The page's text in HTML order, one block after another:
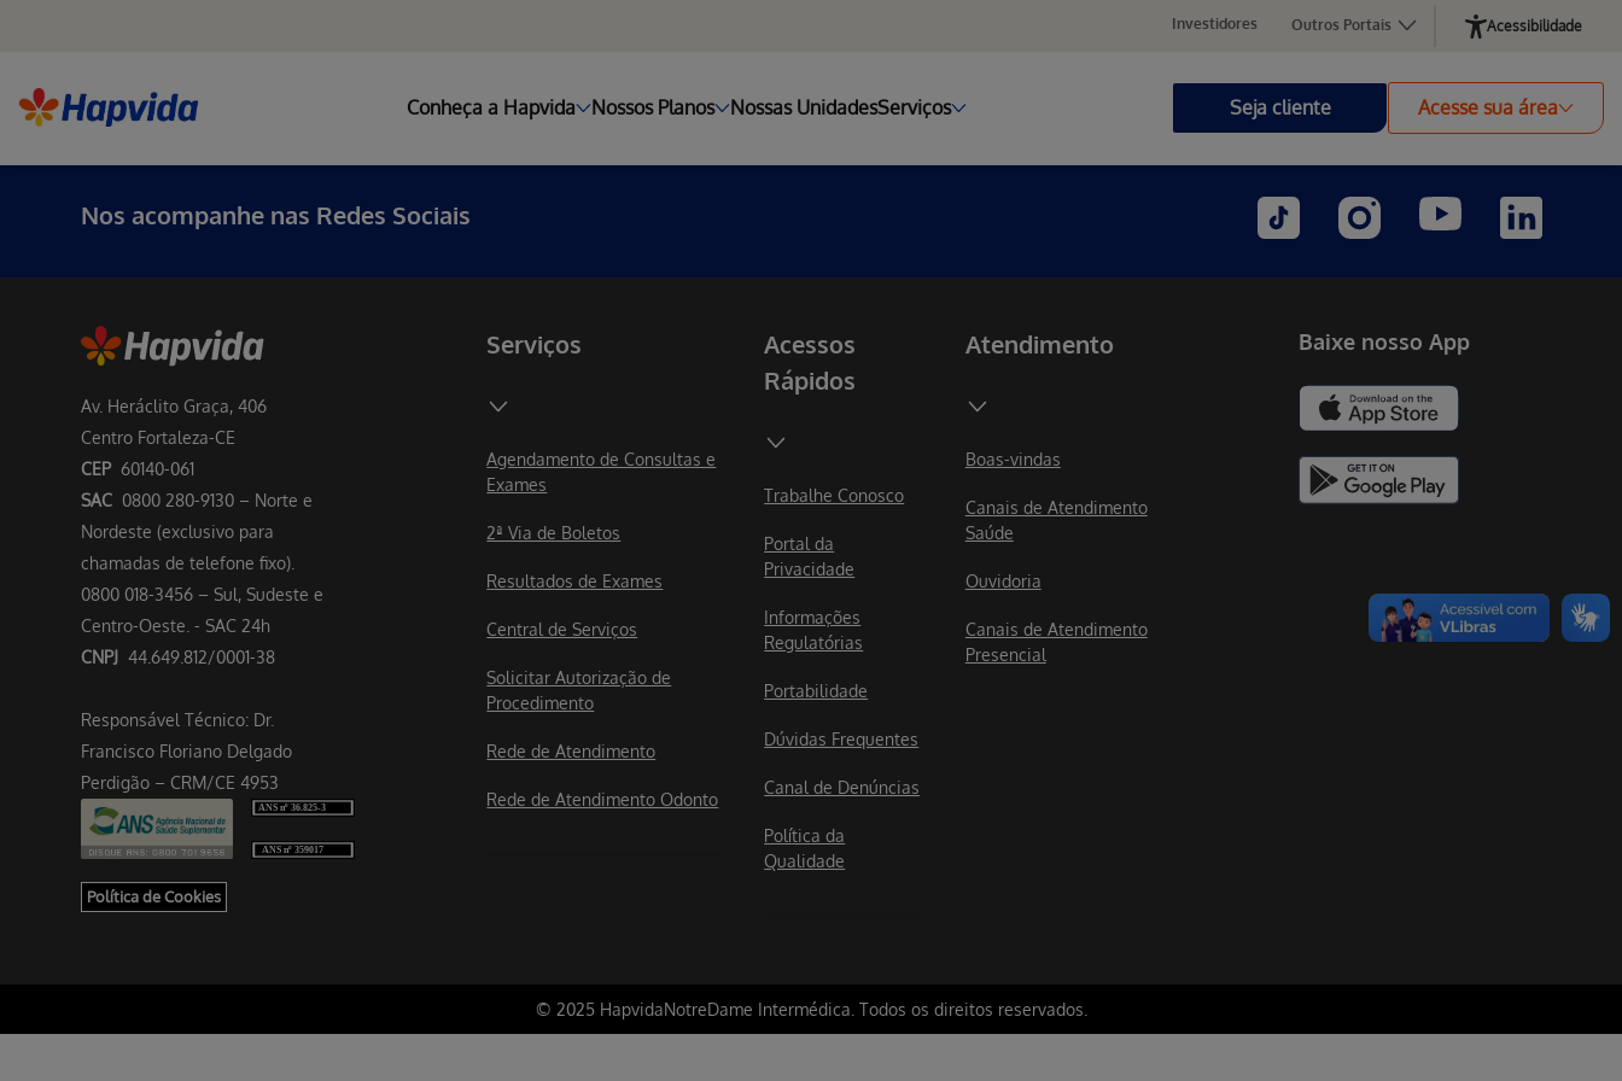
Investidores Outros Portais Acessibilidade
Conheça a Hapvida Nossos Planos Nossas UnidadesServiços Seja cliente Acesse sua área
Nos acompanhe nas Redes Sociais
Av. Heráclito Graça, 406
Centro Fortaleza-CE
CEP 60140-061
SAC 0800 280-9130 – Norte e
Nordeste (exclusivo para
chamadas de telefone fixo).
0800 018-3456 – Sul, Sudeste e
Centro-Oeste. - SAC 24h
CNPJ 44.649.812/0001-38
Responsável Técnico: Dr.
Francisco Floriano Delgado
Perdigão – CRM/CE 4953
Política de Cookies
Serviços
Agendamento de Consultas e
Exames
2ª Via de Boletos
Resultados de Exames
Central de Serviços
Solicitar Autorização de
Procedimento
Rede de Atendimento
Rede de Atendimento Odonto
Acessos
Rápidos
Trabalhe Conosco
Portal da
Privacidade
Informações
Regulatórias
Portabilidade
Dúvidas Frequentes
Canal de Denúncias
Política da
Qualidade
Atendimento
Boas-vindas
Canais de Atendimento
Saúde
Ouvidoria
Canais de Atendimento
Presencial
Baixe nosso App
© 2025 HapvidaNotreDame Intermédica. Todos os direitos reservados.